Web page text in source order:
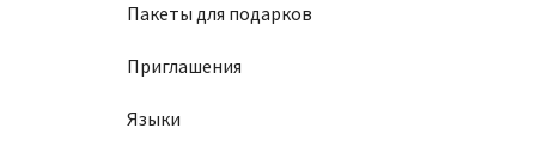
Пакеты для подарков
Приглашения
Языки